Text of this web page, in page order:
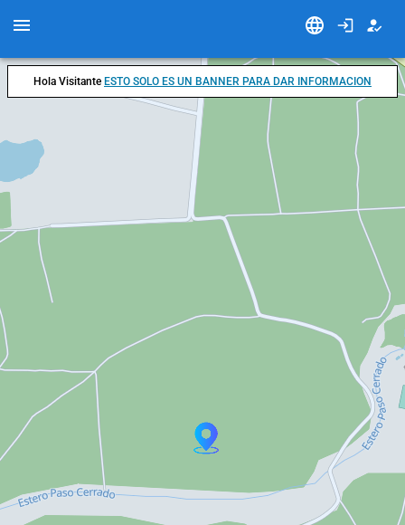
Hola Visitante ESTO SOLO ES UN BANNER PARA DAR INFORMACION